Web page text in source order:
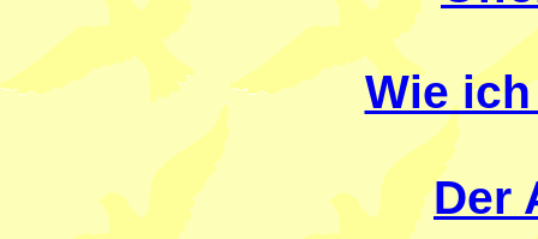
Wie
Der